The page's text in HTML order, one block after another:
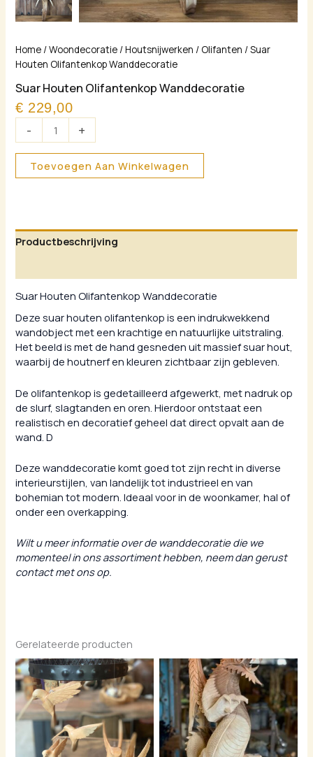
Home /Woondecoratie /Houtsnijwerken / Olifanten / Suar
Houten Olifantenkop Wanddecoratie
Suar Houten Olifantenkop Wanddecoratie
€ 229,00
-
Suar
Houten
Wanddecoratie
aantal
+
Toevoegen Aan Winkelwagen
Productbeschrijving
Suar Houten Olifantenkop Wanddecoratie
Deze suar houten olifantenkop is een indrukwekkend
wandobject met een krachtige en natuurlijke uitstraling.
Het beeld is met de hand gesneden uit massief suar hout,
waarbij de houtnerf en kleuren zichtbaar zijn gebleven.
De olifantenkop is gedetailleerd afgewerkt, met nadruk op
de slurf, slagtanden en oren. Hierdoor ontstaat een
realistisch en decoratief geheel dat direct opvalt aan de
wand. D
Deze wanddecoratie komt goed tot zijn recht in diverse
interieurstijlen, van landelijk tot industrieel en van
bohemian tot modern. Ideaal voor in de woonkamer, hal of
onder een overkapping.
Wilt u meer informatie over de wanddecoratie die we
momenteel in ons assortiment hebben, neem dan gerust
contact met ons op.
Gerelateerde producten